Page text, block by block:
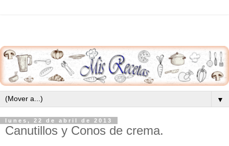
▼
lunes, 22 de abril de 2013
Canutillos y Conos de crema.